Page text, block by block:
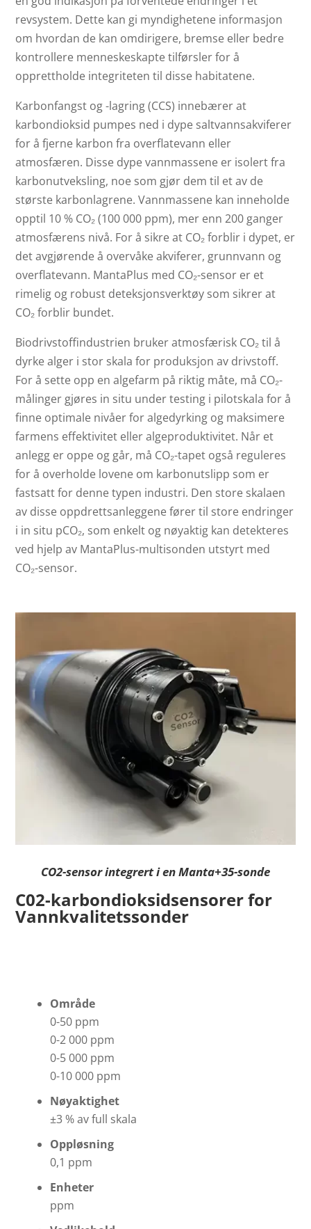
revsystem. Dette kan gi myndighetene informasjon
om hvordan de kan omdirigere, bremse eller bedre
kontrollere menneskeskapte tilførsler for å
opprettholde integriteten til disse habitatene.
Karbonfangst og -lagring (CCS) innebærer at
karbondioksid pumpes ned i dype saltvannsakviferer
for å fjerne karbon fra overflatevann eller
atmosfæren. Disse dype vannmassene er isolert fra
karbonutveksling, noe som gjør dem til et av de
største karbonlagrene. Vannmassene kan inneholde
opptil 10 % CO₂ (100 000 ppm), mer enn 200 ganger
atmosfærens nivå. For å sikre at CO₂ forblir i dypet, er
det avgjørende å overvåke akviferer, grunnvann og
overflatevann. MantaPlus med CO₂-sensor er et
rimelig og robust deteksjonsverktøy som sikrer at
CO₂ forblir bundet.
Biodrivstoffindustrien bruker atmosfærisk CO₂ til å
dyrke alger i stor skala for produksjon av drivstoff.
For å sette opp en algefarm på riktig måte, må CO₂-
målinger gjøres in situ under testing i pilotskala for å
finne optimale nivåer for algedyrking og maksimere
farmens effektivitet eller algeproduktivitet. Når et
anlegg er oppe og går, må CO₂-tapet også reguleres
for å overholde lovene om karbonutslipp som er
fastsatt for denne typen industri. Den store skalaen
av disse oppdrettsanleggene fører til store endringer
i in situ pCO₂, som enkelt og nøyaktig kan detekteres
ved hjelp av MantaPlus-multisonden utstyrt med
CO₂-sensor.
CO2-sensor integrert i en Manta+35-sonde
C02-karbondioksidsensorer for
Vannkvalitetssonder
Område
0-50 ppm
0-2 000 ppm
0-5 000 ppm
0-10 000 ppm
Nøyaktighet
±3 % av full skala
Oppløsning
0,1 ppm
Enheter
ppm